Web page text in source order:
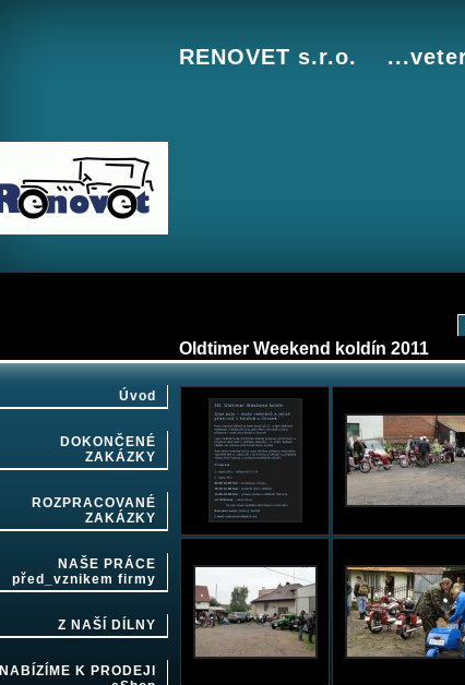
RENOVET s.r.o.
Oldtimer Weekend koldín 2011
Úvod
DOKONČENÉ
ZAKÁZKY
ROZPRACOVANÉ
ZAKÁZKY
NAŠE PRÁCE
před_vznikem firmy
Z NAŠÍ DÍLNY
NABÍZÍME K PRODEJI